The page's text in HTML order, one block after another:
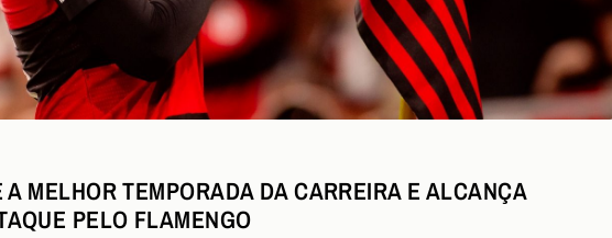
MELHOR TEMPORADA DA CARREIRA E ALCANÇA
PELO FLAMENGO